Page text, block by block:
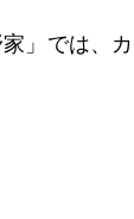
」では、カ